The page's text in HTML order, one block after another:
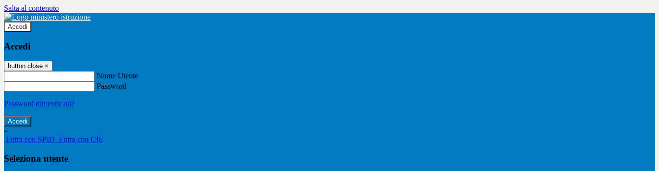
Salta al contenuto
Accedi
Accedi
button close ×
Nome Utente
Password
Password dimenticata?
-
Entra con SPID Entra con CIE
Seleziona utente